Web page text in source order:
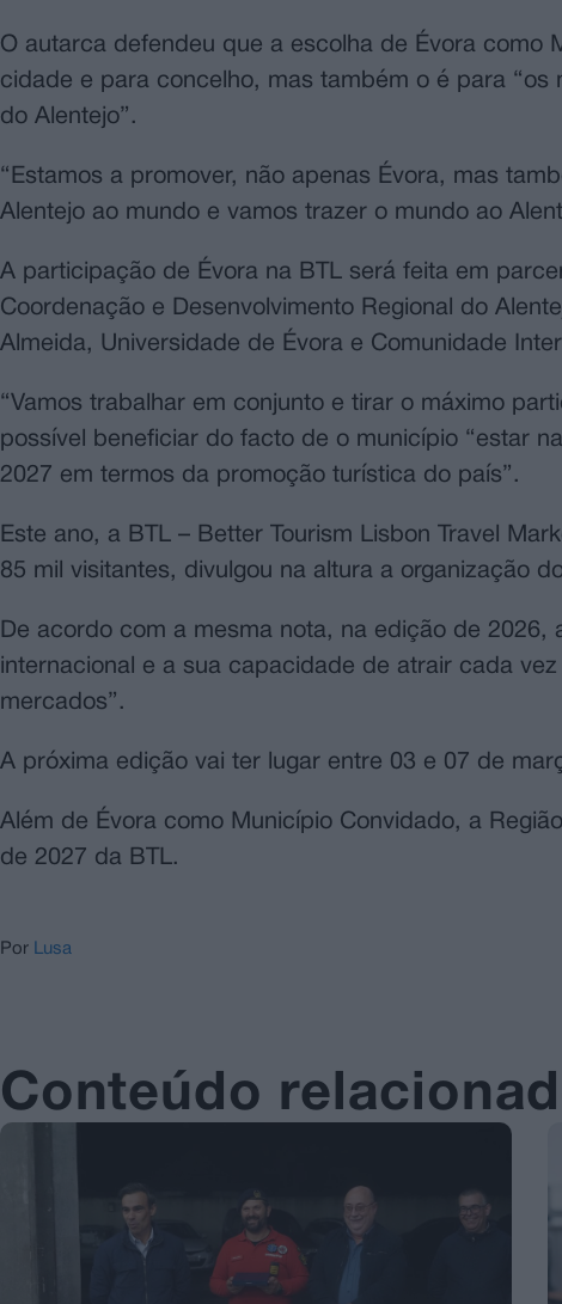
O autarca defendeu que a escolha de Évora como
cidade e para concelho, mas também o é para
do Alentejo”.
“Estamos a promover, não apenas Évora, mas
Alentejo ao mundo e vamos trazer o mundo ao
A participação de Évora na BTL será feita em
Coordenação e Desenvolvimento Regional do
Almeida, Universidade de Évora e Comunidade
“Vamos trabalhar em conjunto e tirar o máximo
possível beneficiar do facto de o município “estar
2027 em termos da promoção turística do país”.
Este ano, a BTL – Better Tourism Lisbon Travel
85 mil visitantes, divulgou na altura a organização
De acordo com a mesma nota, na edição de
internacional e a sua capacidade de atrair cada
mercados”.
A próxima edição vai ter lugar entre 03 e 07 de
Além de Évora como Município Convidado, a
de 2027 da BTL.
Por Lusa
Conteúdo